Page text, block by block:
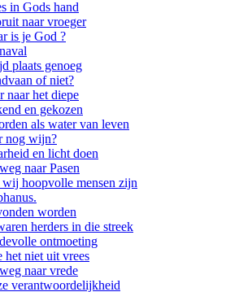
in Gods hand
naar vroeger
is je God ?
plaats genoeg
of niet?
naar het diepe
en gekozen
als water van leven
nog wijn?
en licht doen
naar Pasen
hoopvolle mensen zijn
worden
herders in die streek
ontmoeting
het niet uit vrees
naar vrede
verantwoordelijkheid